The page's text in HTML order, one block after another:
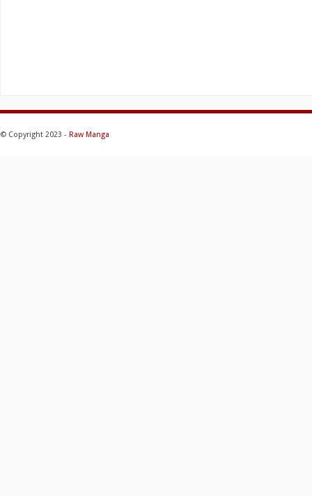
© Copyright 2023 - Raw Manga